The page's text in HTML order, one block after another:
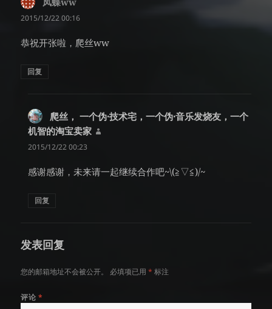
道：
2015/12/22 00:16
恭祝开张啦，爬丝ww
回复
爬丝， 一个伪·技术宅，一个伪·音乐发烧友，一个
机智的淘宝卖家
2015/12/22 00:23
感谢感谢，未来请一起继续合作吧~\(≧▽≦)/~
回复
发表回复
您的邮箱地址不会被公开。 必填项已用* 标注
评论 *